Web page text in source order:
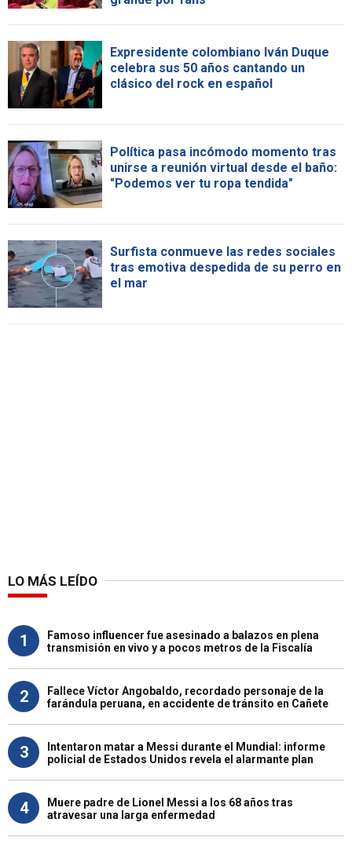
Expresidente colombiano Iván Duque
celebra sus 50 años cantando un
clásico del rock en español
Política pasa incómodo momento tras
unirse a reunión virtual desde el baño:
"Podemos ver tu ropa tendida"
Surfista conmueve las redes sociales
tras emotiva despedida de su perro en
el mar
LO MÁS LEÍDO
1
Famoso influencer fue asesinado a balazos en plena
transmisión en vivo y a pocos metros de la Fiscalía
2
Fallece Víctor Angobaldo, recordado personaje de la
farándula peruana, en accidente de tránsito en Cañete
3
Intentaron matar a Messi durante el Mundial: informe
policial de Estados Unidos revela el alarmante plan
4
Muere padre de Lionel Messi a los 68 años tras
atravesar una larga enfermedad